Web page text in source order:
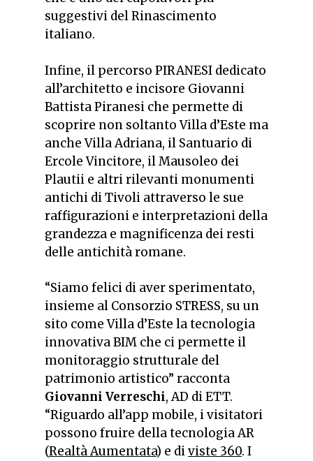
suggestivi del Rinascimento
italiano.
Infine, il percorso PIRANESI dedicato
all’architetto e incisore Giovanni
Battista Piranesi che permette di
scoprire non soltanto Villa d’Este ma
anche Villa Adriana, il Santuario di
Ercole Vincitore, il Mausoleo dei
Plautii e altri rilevanti monumenti
antichi di Tivoli attraverso le sue
raffigurazioni e interpretazioni della
grandezza e magnificenza dei resti
delle antichità romane.
“Siamo felici di aver sperimentato,
insieme al Consorzio STRESS, su un
sito come Villa d’Este la tecnologia
innovativa BIM che ci permette il
monitoraggio strutturale del
patrimonio artistico” racconta
Giovanni Verreschi, AD di ETT.
“Riguardo all’app mobile, i visitatori
possono fruire della tecnologia AR
(Realtà Aumentata) e diviste 360. I